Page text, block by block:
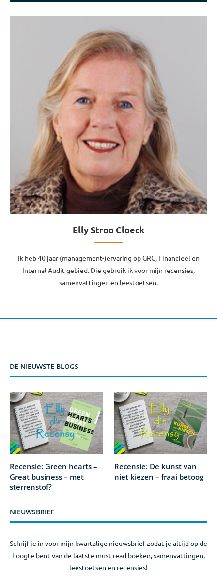
Elly Stroo Cloeck
Ik heb 40 jaar (management-)ervaring op GRC, Financieel en
Internal Audit gebied. Die gebruik ik voor mijn recensies,
samenvattingen en leestoetsen.
DE NIEUWSTE BLOGS
Recensie: Green hearts –
Great business – met
sterrenstof?
Recensie: De kunst van
niet kiezen – fraai betoog
NIEUWSBRIEF
Schrijf je in voor mijn kwartalige nieuwsbrief zodat je altijd op de
hoogte bent van de laatste must read boeken, samenvattingen,
leestoetsen en recensies!